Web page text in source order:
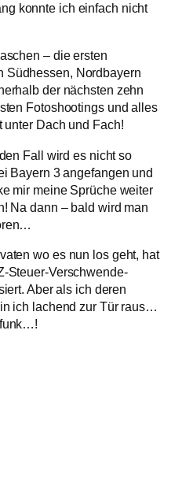
konnte ich einfach nicht
– die ersten
Südhessen, Nordbayern
der nächsten zehn
Fotoshootings und alles
Dach und Fach!
Fall wird es nicht so
Bayern 3 angefangen und
mir meine Sprüche weiter
Na dann – bald wird man
wo es nun los geht, hat
Steuer-Verschwende-
Aber als ich deren
ich lachend zur Tür raus…